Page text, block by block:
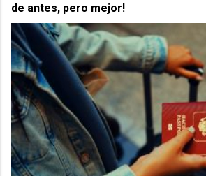
de antes, pero mejor!